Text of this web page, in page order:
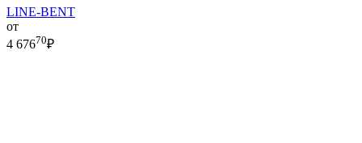
LINE-BENT
от
4 67670₽